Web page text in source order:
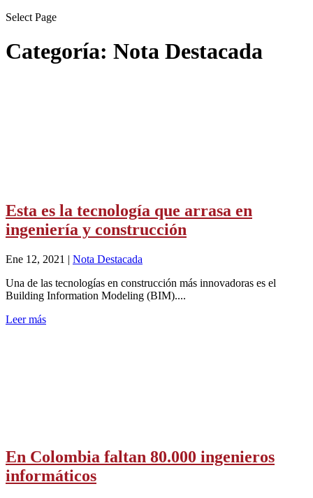
Select Page
Categoría: Nota Destacada
Esta es la tecnología que arrasa en
ingeniería y construcción
Ene 12, 2021 | Nota Destacada
Una de las tecnologías en construcción más innovadoras es el
Building Information Modeling (BIM)....
Leer más
En Colombia faltan 80.000 ingenieros
informáticos